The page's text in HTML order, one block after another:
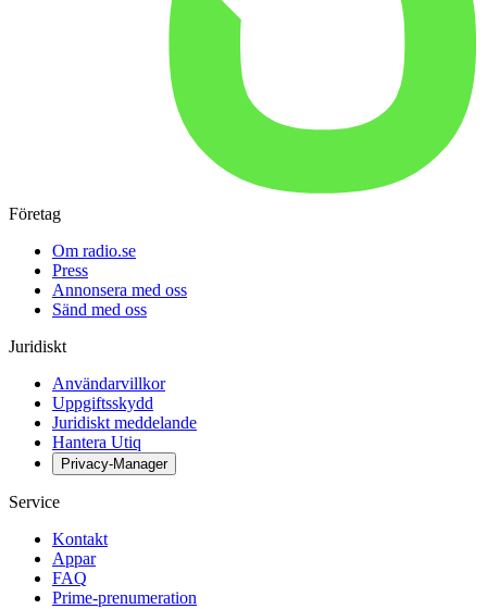
Företag
Om radio.se
Press
Annonsera med oss
Sänd med oss
Juridiskt
Användarvillkor
Uppgiftsskydd
Juridiskt meddelande
Hantera Utiq
Privacy-Manager
Service
Kontakt
Appar
FAQ
Prime-prenumeration